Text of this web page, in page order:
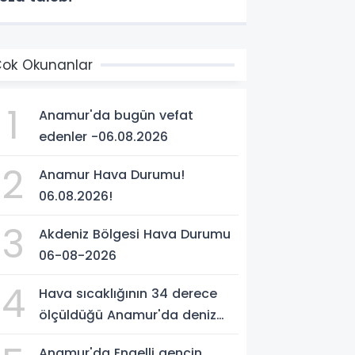
Okunanlar
1
Anamur'da bugün vefat
edenler -06.08.2026
2
Anamur Hava Durumu!
06.08.2026!
3
Akdeniz Bölgesi Hava Durumu
06-08-2026
4
Hava sıcaklığının 34 derece
ölçüldüğü Anamur'da deniz